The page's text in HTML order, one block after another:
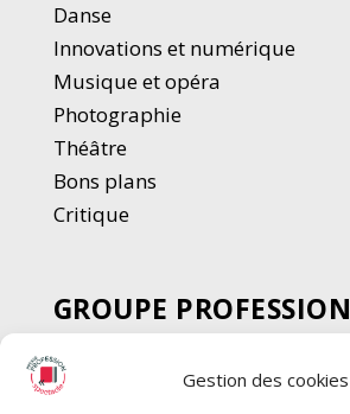
Gestion des cookies
Danse
Innovations et numérique
Musique et opéra
Photographie
Théâtre
Bons plans
Critique
GROUPE PROFESSION
SPECTACLE
Chèque Intermittents